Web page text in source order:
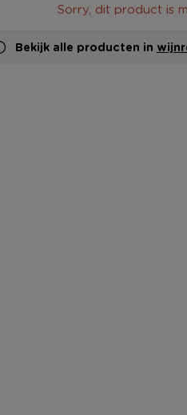
Sorry, dit product is
Bekijk alle producten in